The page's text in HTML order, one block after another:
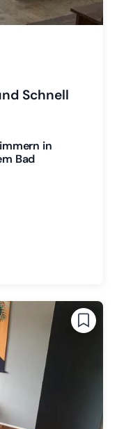
wechseln
wechseln
wechseln
wechseln
wechseln
wechseln
Schnell
in
Bad